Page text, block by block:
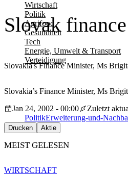
Wirtschaft
Politik
Agrifood
Gesundheit
Tech
Energie, Umwelt & Transport
Verteidigung
Slovak
Slovakia's Finance Minister, Ms
Slovakia’s Finance Minister, Ms
Jan 24, 2002 - 00:00
Zuletzt
PolitikErweiterung-und-
Drucken Aktie
MEIST GELESEN
WIRTSCHAFT